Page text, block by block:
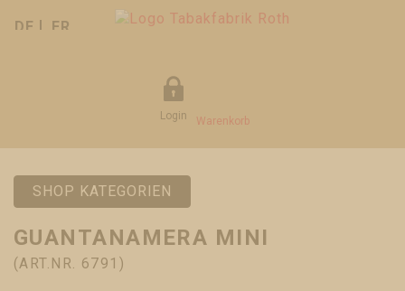
DE FR
Login Warenkorb
SHOP KATEGORIEN
GUANTANAMERA MINI
(ART.NR. 6791)